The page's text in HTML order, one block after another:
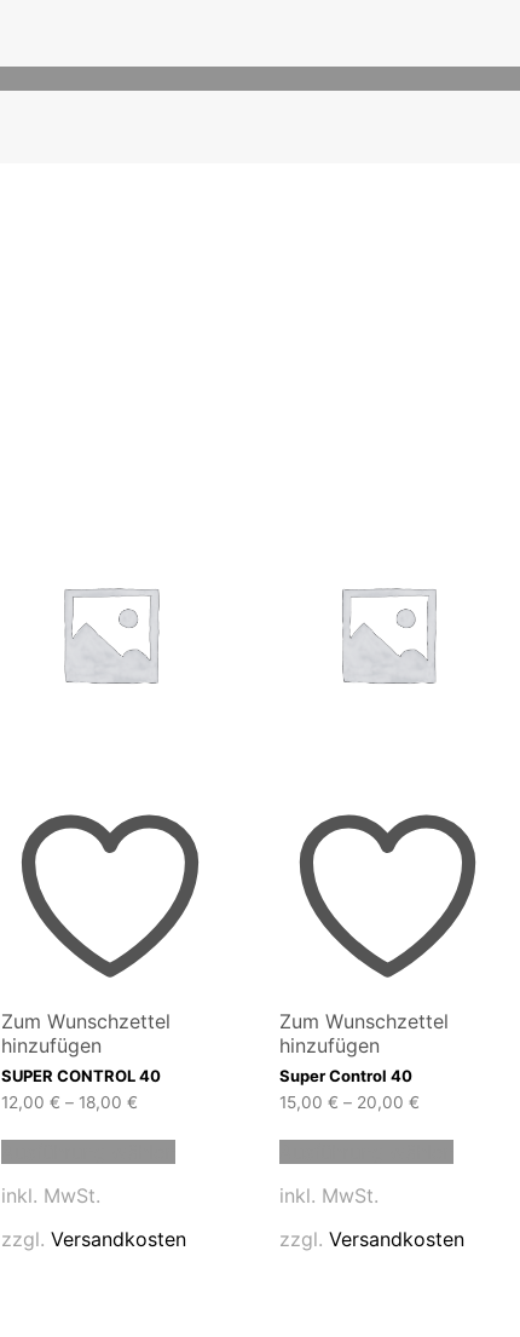
Zum Wunschzettel
hinzufügen
SUPER CONTROL 40
12,00€ – 18,00€
auf.
inkl. MwSt.
zzgl.Versandkosten
Zum Wunschzettel
hinzufügen
Super Control 40
15,00€ – 20,00€
auf.
inkl. MwSt.
zzgl.Versandkosten